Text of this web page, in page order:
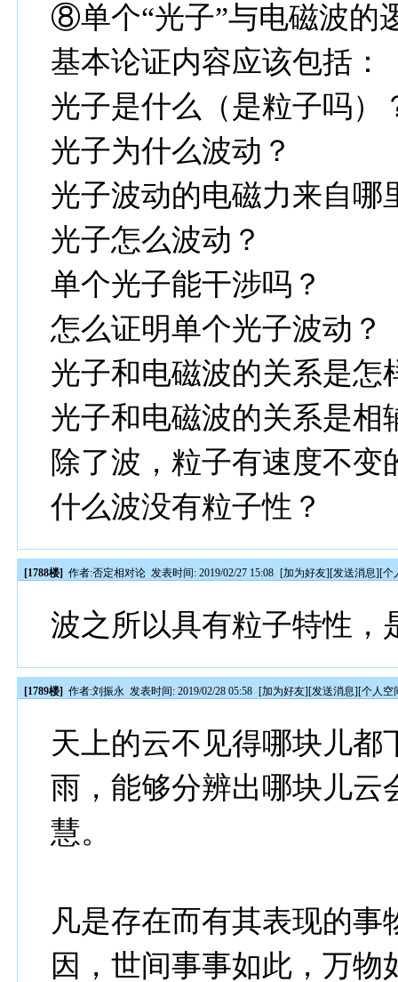
⑧单个“光子”与电磁波的
基本论证内容应该包括：
光子是什么（是粒子吗）
光子为什么波动？
光子波动的电磁力来自哪
光子怎么波动？
单个光子能干涉吗？
怎么证明单个光子波动？
光子和电磁波的关系是怎
光子和电磁波的关系是相
除了波，粒子有速度不变
什么波没有粒子性？
[1788楼] 作者:否定相对论 发表时间: 2019/02/27 15:08 [加为好友][发送消息][个
波之所以具有粒子特性，
[1789楼] 作者:刘振永 发表时间: 2019/02/28 05:58 [加为好友][发送消息][个人空
天上的云不见得哪块儿都
雨，能够分辨出哪块儿云
慧。
凡是存在而有其表现的
因，世间事事如此，万物